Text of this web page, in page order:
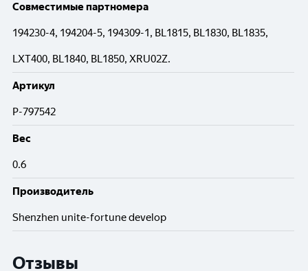
Совместимые партномера
194230-4, 194204-5, 194309-1, BL1815, BL1830, BL1835,
LXT400, BL1840, BL1850, XRU02Z.
Артикул
P-797542
Вес
0.6
Производитель
Shenzhen unite-fortune develop
Отзывы